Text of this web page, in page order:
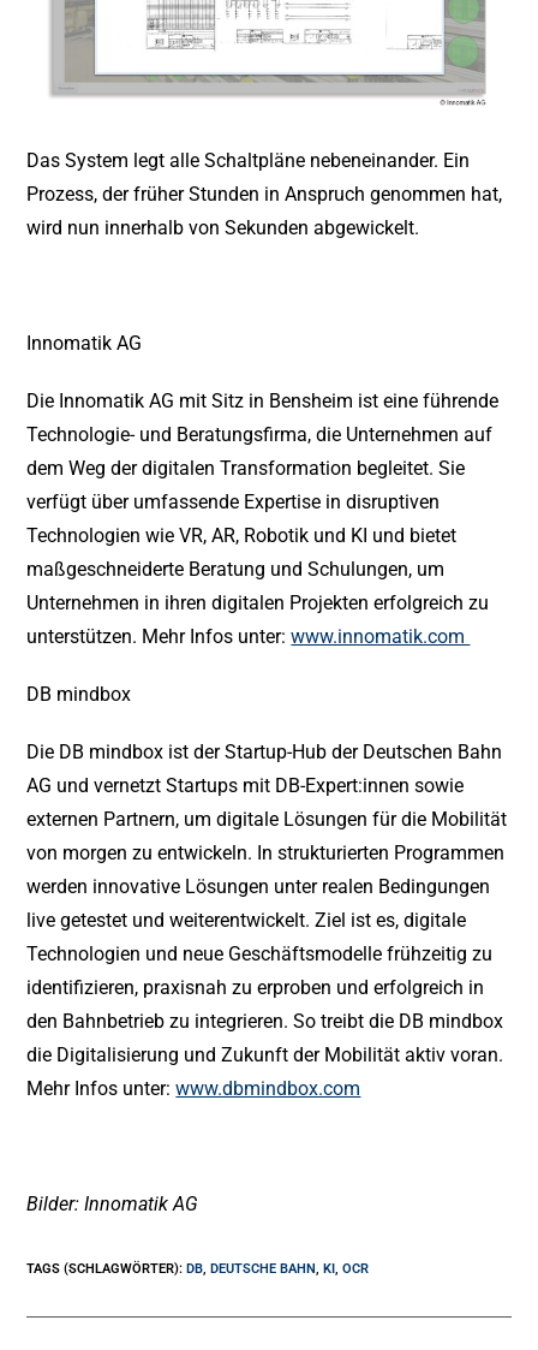
Das System legt alle Schaltpläne nebeneinander. Ein
Prozess, der früher Stunden in Anspruch genommen hat,
wird nun innerhalb von Sekunden abgewickelt.
Innomatik AG
Die Innomatik AG mit Sitz in Bensheim ist eine führende
Technologie- und Beratungsfirma, die Unternehmen auf
dem Weg der digitalen Transformation begleitet. Sie
verfügt über umfassende Expertise in disruptiven
Technologien wie VR, AR, Robotik und KI und bietet
maßgeschneiderte Beratung und Schulungen, um
Unternehmen in ihren digitalen Projekten erfolgreich zu
unterstützen. Mehr Infos unter:www.innomatik.com
DB mindbox
Die DB mindbox ist der Startup-Hub der Deutschen Bahn
AG und vernetzt Startups mit DB-Expert:innen sowie
externen Partnern, um digitale Lösungen für die Mobilität
von morgen zu entwickeln. In strukturierten Programmen
werden innovative Lösungen unter realen Bedingungen
live getestet und weiterentwickelt. Ziel ist es, digitale
Technologien und neue Geschäftsmodelle frühzeitig zu
identifizieren, praxisnah zu erproben und erfolgreich in
den Bahnbetrieb zu integrieren. So treibt die DB mindbox
die Digitalisierung und Zukunft der Mobilität aktiv voran.
Mehr Infos unter:www.dbmindbox.com
Bilder: Innomatik AG
TAGS (SCHLAGWÖRTER): DB, DEUTSCHE BAHN, KI, OCR